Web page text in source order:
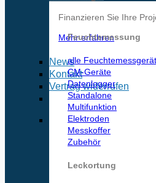
Finanzieren Sie Ihre
Mehr erfahren
News
Kontakt
Vertrag widerrufen
Feuchtemessung
alle
CM-Geräte
Datenlogger
Standalone
Multifunktion
Elektroden
Messkoffer
Zubehör
Leckortung